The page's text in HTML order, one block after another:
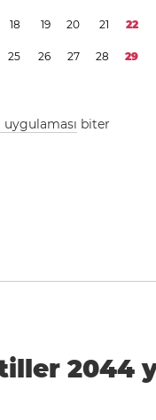
18 19 20 21 22
25 26 27 28 29
uygulaması biter
2044